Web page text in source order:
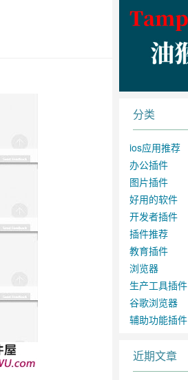
分类
ios应用推荐
办公插件
图片插件
好用的软件
开发者插件
插件推荐
教育插件
浏览器
生产工具插件
谷歌浏览器
辅助功能插件
近期文章